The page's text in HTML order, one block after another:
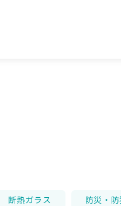
断熱ガラス 防災・